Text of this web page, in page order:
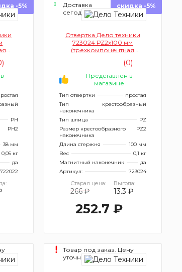
-5%
PH
PH2
38 мм
0,05 кг
да
722022
Доставка
сегодня
скидка -5%
Отвертка Дело техники
723024 РZ2х100 мм
(трехкомпонентная
(0)
Представлен в
магазине
Тип отвертки
простая
Тип
наконечника
крестообразный
Тип шлица
PZ
Размер крестообразного
наконечника
PZ2
Длина стержня
100 мм
Вес
0,1 кг
Магнитный наконечник
да
Артикул:
723024
Старая цена:
266 ₽
Выгода:
13.3 ₽
252.7 ₽
Товар под заказ. Цену
уточняйте.